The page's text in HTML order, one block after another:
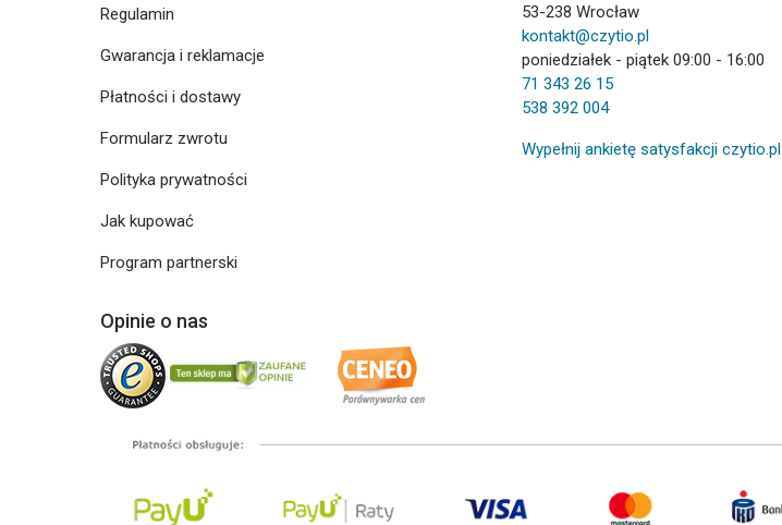
Regulamin
Gwarancja i reklamacje
Płatności i dostawy
Formularz zwrotu
Polityka prywatności
Jak kupować
Program partnerski
53-238 Wrocław
kontakt@czytio.pl
poniedziałek - piątek 09:00 - 16:00
71 343 26 15
538 392 004
Wypełnij ankietę satysfakcji czytio.pl
Opinie o nas